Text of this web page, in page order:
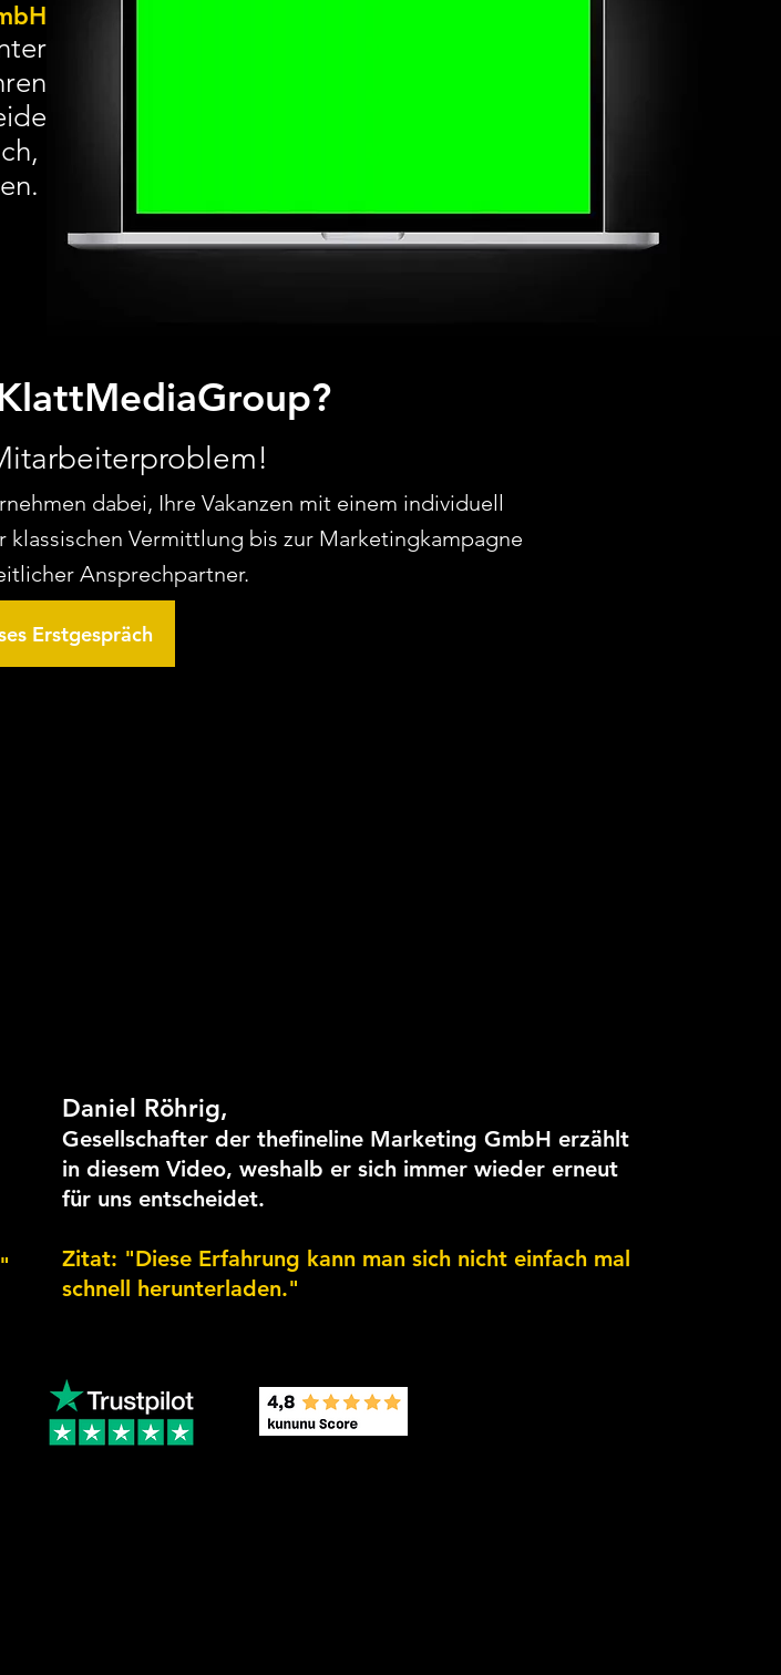
dabei, Ihre Vakanzen mit einem individuell
Vermittlung bis zur Marketingkampagne
Ansprechpartner.
Erstgespräch
Daniel Röhrig,
Gesellschafter der thefineline Marketing GmbH erzählt
in diesem Video, weshalb er sich immer wieder erneut
für uns entscheidet.
Zitat: "Diese Erfahrung kann man sich nicht einfach mal
schnell herunterladen."